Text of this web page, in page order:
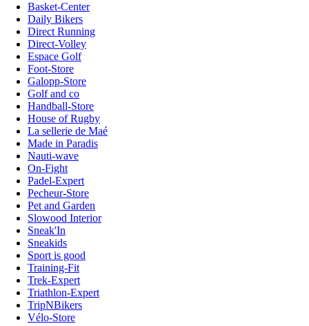
Basket-Center
Daily Bikers
Direct Running
Direct-Volley
Espace Golf
Foot-Store
Galopp-Store
Golf and co
Handball-Store
House of Rugby
La sellerie de Maé
Made in Paradis
Nauti-wave
On-Fight
Padel-Expert
Pecheur-Store
Pet and Garden
Slowood Interior
Sneak'In
Sneakids
Sport is good
Training-Fit
Trek-Expert
Triathlon-Expert
TripNBikers
Vélo-Store